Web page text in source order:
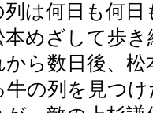
は何日も何日
本めざして歩
ら数日後、松
牛の列を見つ